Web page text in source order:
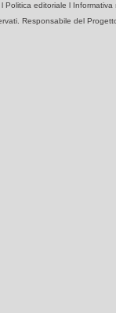
l Politica editoriale l Informativa
Responsabile del